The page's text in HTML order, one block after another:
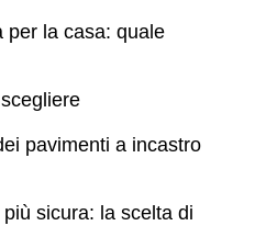
per la casa: quale
pavimenti a incastro
sicura: la scelta di